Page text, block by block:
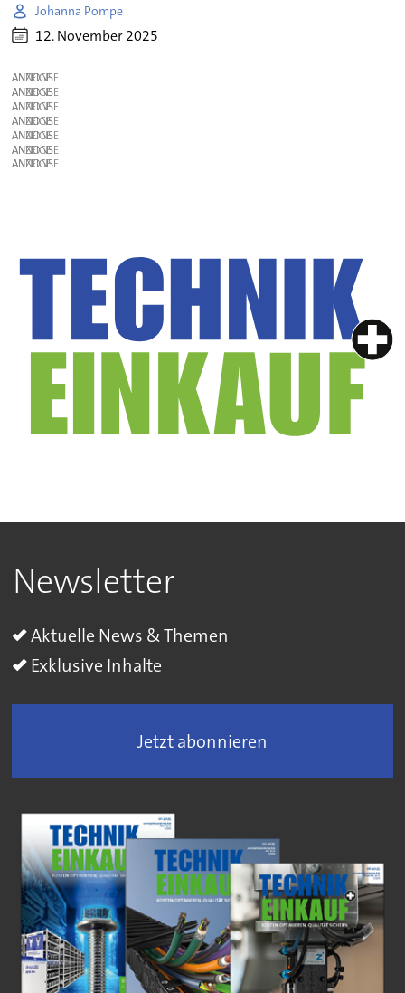
Johanna Pompe
12. November 2025
ANZEIGE
ANZEIGE
ANZEIGE
ANZEIGE
ANZEIGE
ANZEIGE
ANZEIGE
Newsletter
Aktuelle News & Themen
Exklusive Inhalte
Jetzt abonnieren